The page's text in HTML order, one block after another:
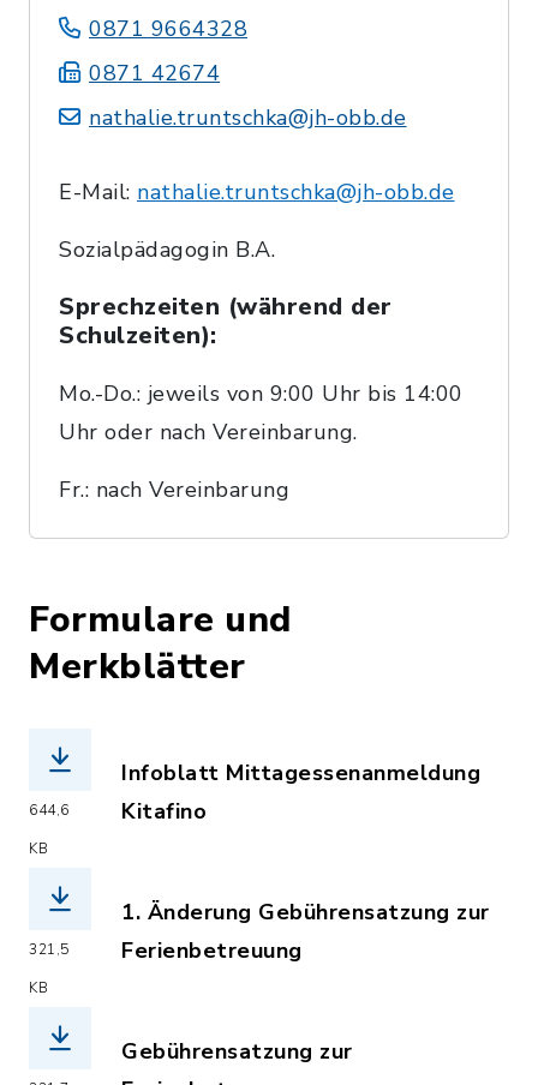
0871 9664328
0871 42674
nathalie.truntschka@jh-obb.de
E-Mail: nathalie.truntschka@jh-obb.de
Sozialpädagogin B.A.
Sprechzeiten (während der
Schulzeiten):
Mo.-Do.: jeweils von 9:00 Uhr bis 14:00
Uhr oder nach Vereinbarung.
Fr.: nach Vereinbarung
Formulare und
Merkblätter
644,6
KB
Infoblatt Mittagessenanmeldung
Kitafino
321,5
KB
1. Änderung Gebührensatzung zur
Ferienbetreuung
Gebührensatzung zur